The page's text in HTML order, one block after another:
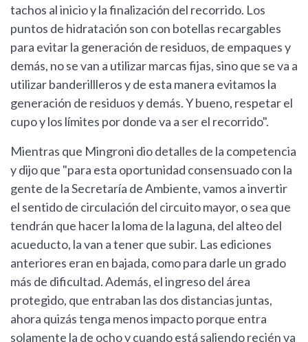
tachos al inicio y la finalización del recorrido. Los
puntos de hidratación son con botellas recargables
para evitar la generación de residuos, de empaques y
demás, no se van a utilizar marcas fijas, sino que se va a
utilizar banderillleros y de esta manera evitamos la
generación de residuos y demás. Y bueno, respetar el
cupo y los límites por donde va a ser el recorrido".
Mientras que Mingroni dio detalles de la competencia
y dijo que "para esta oportunidad consensuado con la
gente de la Secretaría de Ambiente, vamos a invertir
el sentido de circulación del circuito mayor, o sea que
tendrán que hacer la loma de la laguna, del alteo del
acueducto, la van a tener que subir. Las ediciones
anteriores eran en bajada, como para darle un grado
más de dificultad. Además, el ingreso del área
protegido, que entraban las dos distancias juntas,
ahora quizás tenga menos impacto porque entra
solamente la de ocho y cuando está saliendo recién va